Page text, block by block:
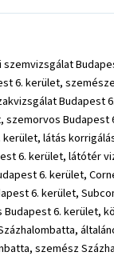
6. kerület,
Budapest
látás
6. kerület, látótér
6. kerület,
6. kerület,
6. kerület,
szemész